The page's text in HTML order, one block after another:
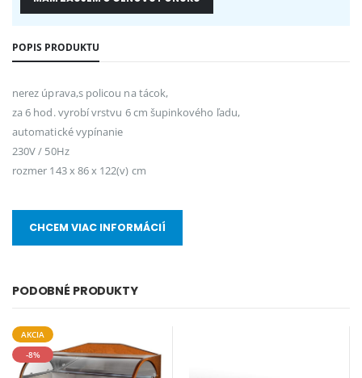
POPIS PRODUKTU
nerez úprava,s policou na tácok,
za 6 hod. vyrobí vrstvu 6 cm šupinkového ľadu,
automatické vypínanie
230V / 50Hz
rozmer 143 x 86 x 122(v) cm
CHCEM VIAC INFORMÁCIÍ
PODOBNÉ PRODUKTY
AKCIA
-8%